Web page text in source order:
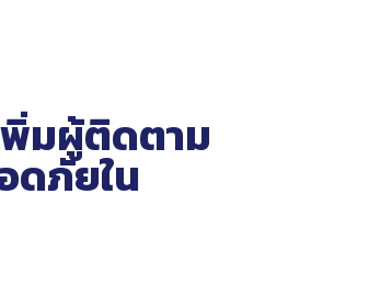
พิ่มผู้ติดตาม
ดภัยใน